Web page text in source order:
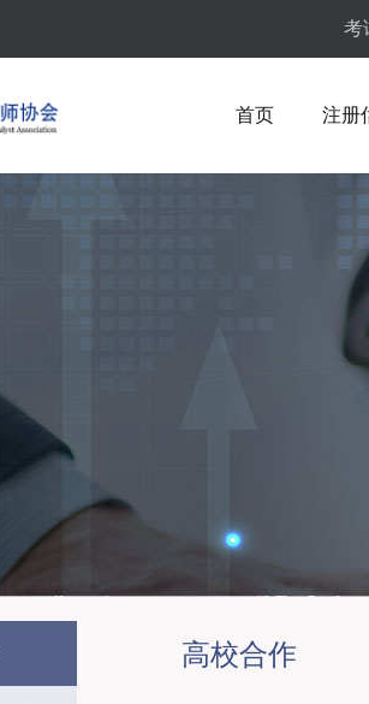
考
首页 注册
高校合作